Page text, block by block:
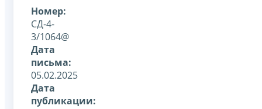
Номер:
СД-4-
3/1064@
Дата
письма:
05.02.2025
Дата
публикации: